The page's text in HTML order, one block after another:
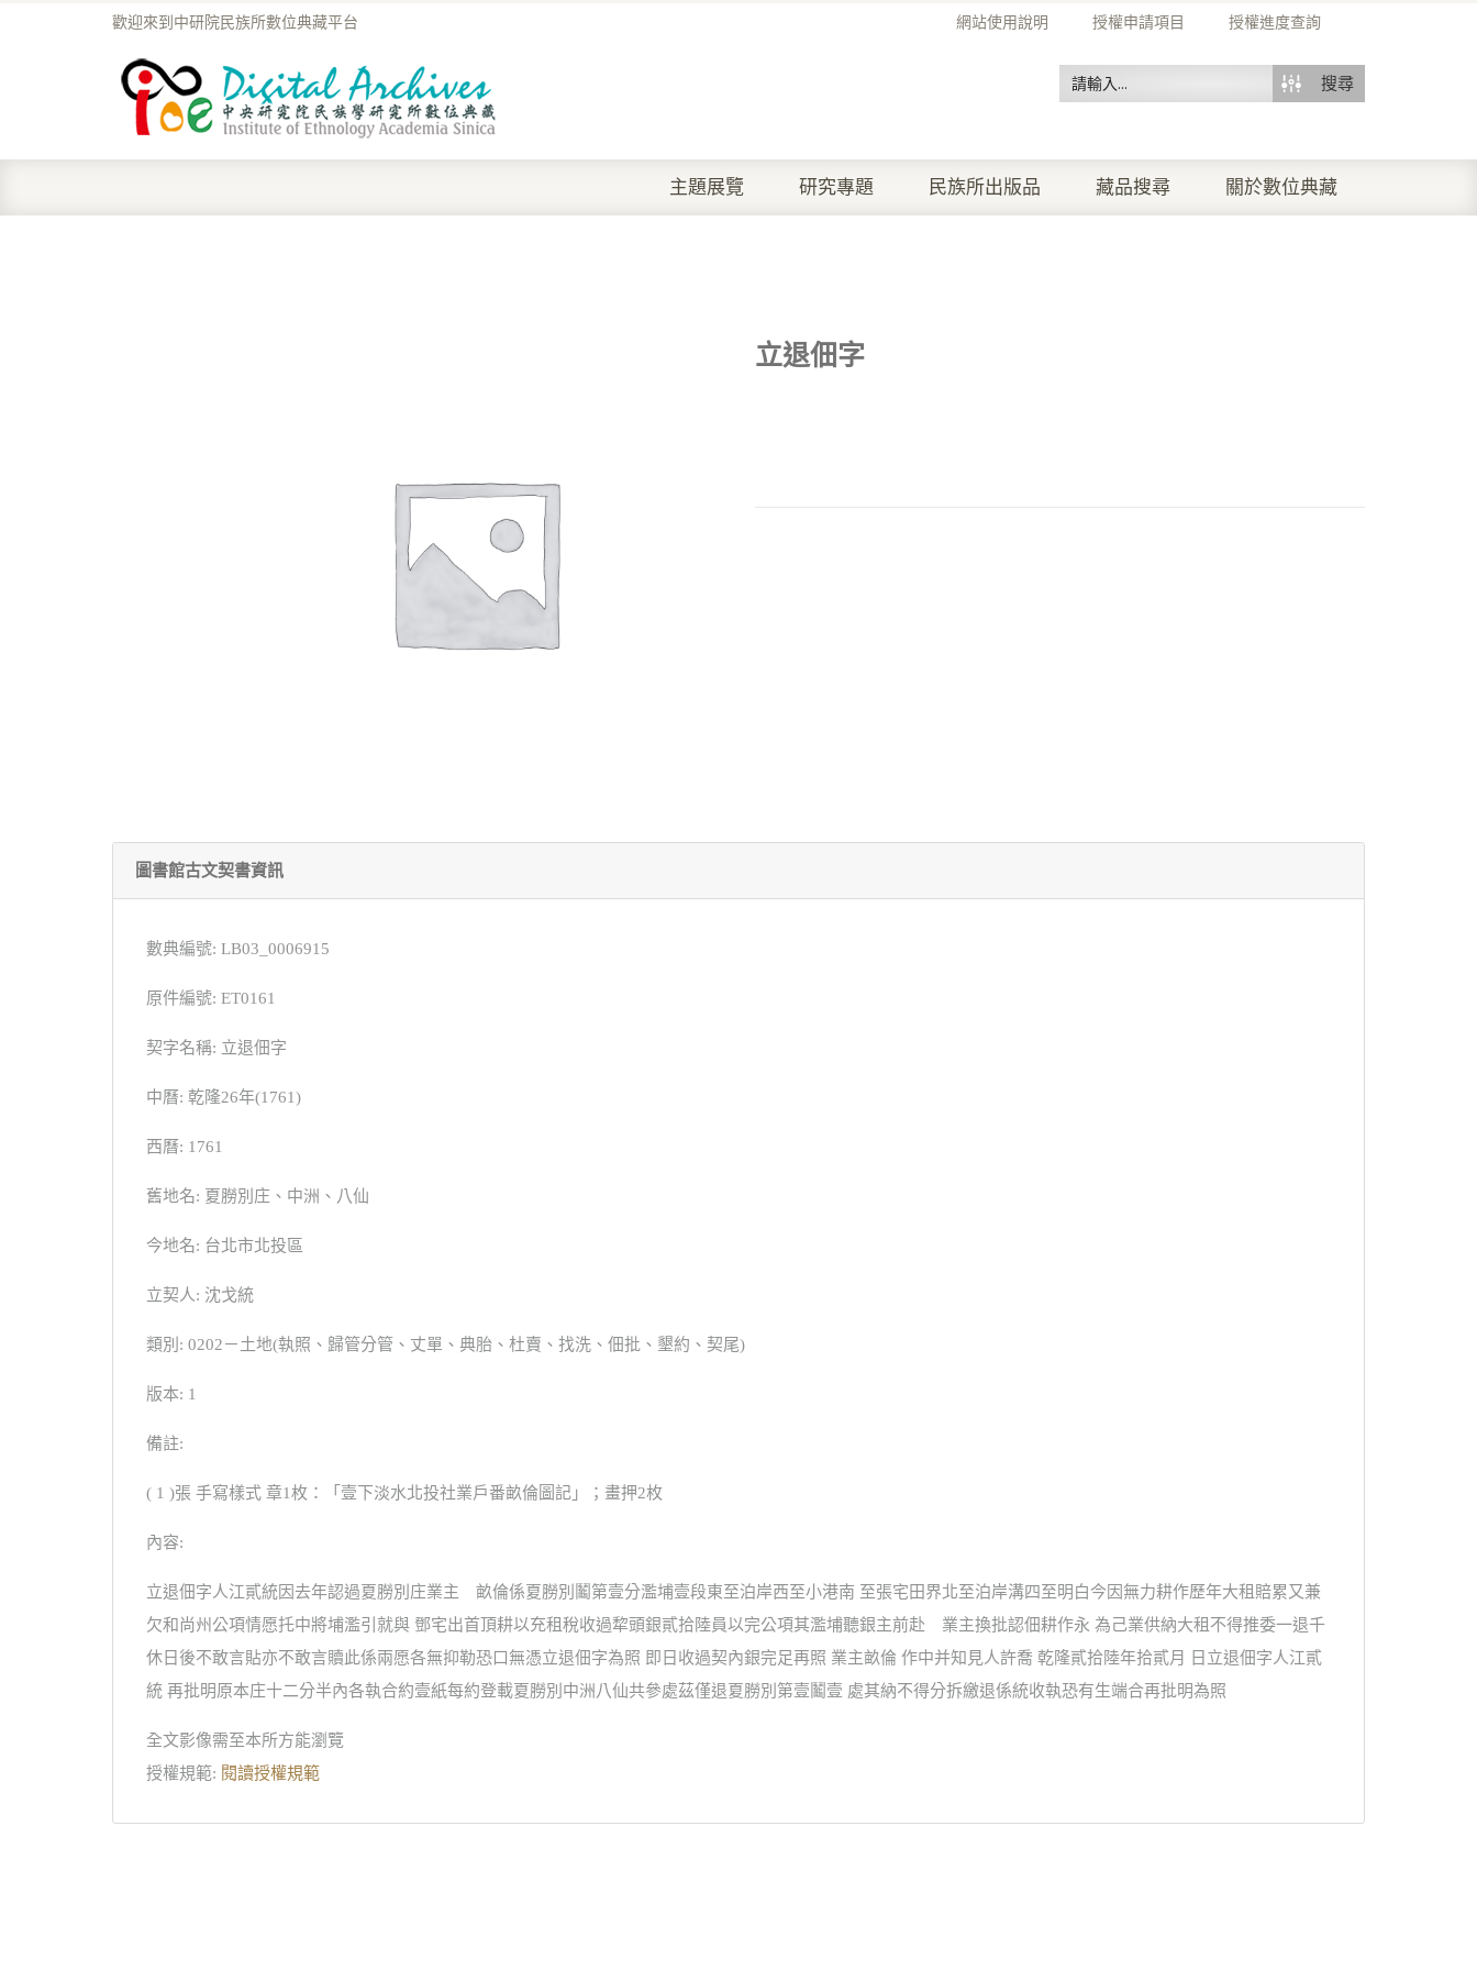
網站使用說明 授權申請項目 授權進度查詢
歡迎來到中研院民族所數位典藏平台
搜尋
主題展覽 研究專題 民族所出版品 藏品搜尋 關於數位典藏
立退佃字
圖書館古文契書資訊
數典編號: LB03_0006915
原件編號: ET0161
契字名稱: 立退佃字
中曆: 乾隆26年(1761)
西曆: 1761
舊地名: 夏朥別庄、中洲、八仙
今地名: 台北市北投區
立契人: 沈戈統
類別: 0202－土地(執照、歸管分管、丈單、典胎、杜賣、找洗、佃批、墾約、契尾)
版本: 1
備註:
( 1 )張 手寫樣式 章1枚：「壹下淡水北投社業戶番畝倫圖記」；畫押2枚
內容:
立退佃字人江貳統因去年認過夏朥別庄業主 畝倫係夏朥別鬮第壹分濫埔壹段東至泊岸西至小港南 至張宅田界北至泊岸溝四至明白今因無力耕作歷年大租賠累又兼
欠和尚州公項情愿托中將埔濫引就與 鄧宅出首頂耕以充租稅收過犂頭銀貳拾陸員以完公項其濫埔聽銀主前赴 業主換批認佃耕作永 為己業供納大租不得推委一退千
休日後不敢言貼亦不敢言贖此係兩愿各無抑勒恐口無憑立退佃字為照 即日收過契內銀完足再照 業主畝倫 作中并知見人許喬 乾隆貳拾陸年拾貳月 日立退佃字人江貳
統 再批明原本庄十二分半內各執合約壹紙每約登載夏朥別中洲八仙共參處茲僅退夏朥別第壹鬮壹 處其納不得分拆繳退係統收執恐有生端合再批明為照
全文影像需至本所方能瀏覽
授權規範: 閱讀授權規範